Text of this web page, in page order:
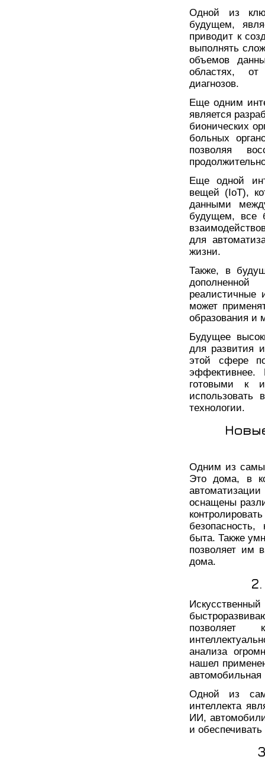
Одной из
будущем,
приводит к
выполнять
объемов
областях, от
диагнозов.
Еще одним
является
бионических
больных
позволяя
Еще одной
вещей (IoT),
данными
будущем, все
для
жизни.
Также, в
реалистичные
может
образования и
Будущее
для развития
этой сфере
готовыми к
использовать
технологии.
Одним из
Это дома, в
оснащены
быта. Также
позволяет им
дома.
позволяет
анализа
нашел
автомобильная
Одной из
интеллекта
ИИ,
и